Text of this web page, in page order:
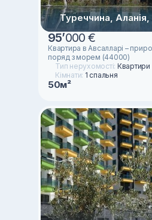
Туреччина,
95’000 €
Квартира в Авсалларі –
поряд з морем (44000)
Тип нерухомості: Квартири
Кімнати: 1 спальня
50м²